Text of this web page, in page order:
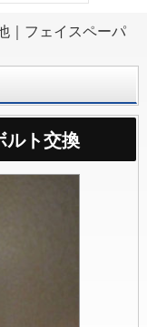
｜ フェイスペーパ
ルト交換